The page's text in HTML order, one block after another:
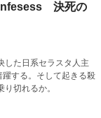
決死の
た日系セラスタ人主
する。そして起きる殺
切れるか。